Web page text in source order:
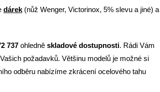
dárek (nůž Wenger, Victorinox, 5% slevu a jiné) a
737 ohledně skladové dostupnosti. Rádi Vám
požadavků. Většinu modelů je možné si
odběru nabízíme zkrácení ocelového tahu